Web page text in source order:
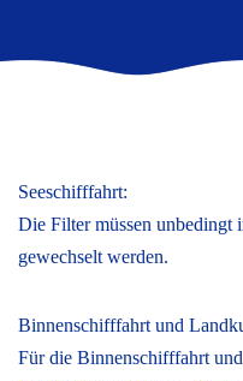
Seeschifffahrt:
Die Filter müssen unbedingt
gewechselt werden.
Binnenschifffahrt und
Für die Binnenschifffahrt